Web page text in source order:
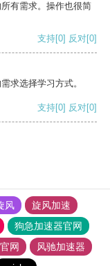
有需求。操作也很简
支持[0] 反对[0]
求选择学习方式。
支持[0] 反对[0]
风
旋风加速
狗急加速器官网
网
风驰加速器